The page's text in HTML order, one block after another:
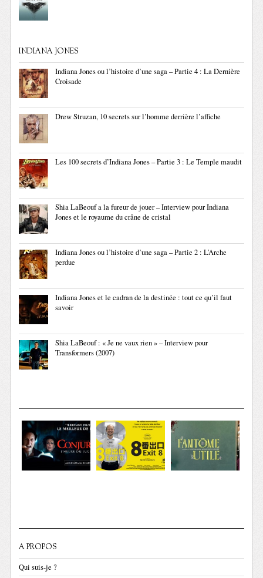
INDIANA JONES
Indiana Jones ou l’histoire d’une saga – Partie 4 : La Dernière
Croisade
Drew Struzan, 10 secrets sur l’homme derrière l’affiche
Les 100 secrets d’Indiana Jones – Partie 3 : Le Temple maudit
Shia LaBeouf a la fureur de jouer – Interview pour Indiana
Jones et le royaume du crâne de cristal
Indiana Jones ou l’histoire d’une saga – Partie 2 : L’Arche
perdue
Indiana Jones et le cadran de la destinée : tout ce qu’il faut
savoir
Shia LaBeouf : « Je ne vaux rien » – Interview pour
Transformers (2007)
A PROPOS
Qui suis-je ?